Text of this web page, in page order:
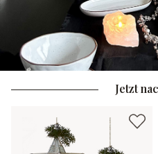
Jetzt